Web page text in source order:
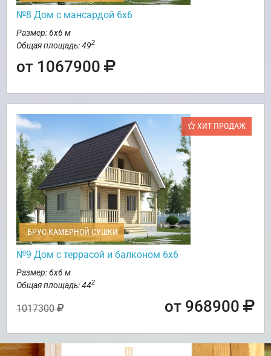
№8 Дом с мансардой 6х6
Размер: 6х6 м
Общая площадь: 492
от 1067900
ХИТ ПРОДАЖ
БРУС КАМЕРНОЙ СУШКИ
№9 Дом с террасой и балконом 6х6
Размер: 6х6 м
Общая площадь: 442
1017300 от 968900